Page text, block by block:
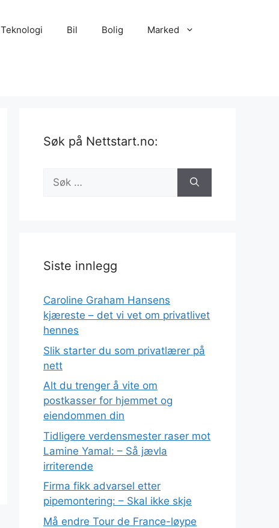
Teknologi Bil Bolig Marked
Søk på Nettstart.no:
Søk
etter:
Siste innlegg
Caroline Graham Hansens
kjæreste – det vi vet om privatlivet
hennes
Slik starter du som privatlærer på
nett
Alt du trenger å vite om
postkasser for hjemmet og
eiendommen din
Tidligere verdensmester raser mot
Lamine Yamal: – Så jævla
irriterende
Firma fikk advarsel etter
pipemontering: – Skal ikke skje
Må endre Tour de France-løype